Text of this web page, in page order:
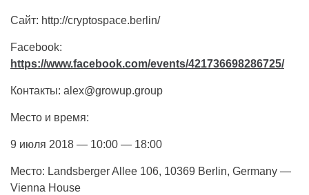
Сайт: http://cryptospace.berlin/
Facebook:
https://www.facebook.com/events/421736698286725/
Контакты: alex@growup.group
Место и время:
9 июля 2018 — 10:00 — 18:00
Место: Landsberger Allee 106, 10369 Berlin, Germany —
Vienna House